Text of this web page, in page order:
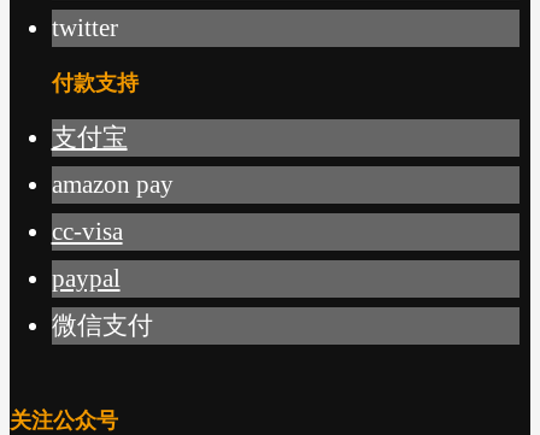
twitter
付款支持
支付宝
amazon pay
cc-visa
paypal
微信支付
关注公众号